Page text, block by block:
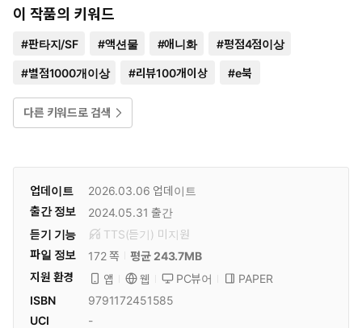
이 작품의 키워드
#판타지/SF #액션물 #애니화 #평점4점이상
#별점1000개이상 #리뷰100개이상 #e북
다른 키워드로 검색
업데이트 2026.03.06 업데이트
출간 정보
2024.05.31 출간
듣기 기능
TTS(듣기) 미 지원
파일 정보
172 쪽
평균 243.7MB
지원 환경
앱 웹 PC뷰어
PAPER
ISBN
9791172451585
UCI
-